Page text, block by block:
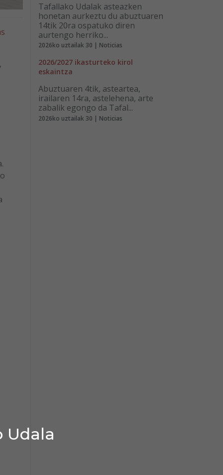
Udala
Tafallako Udalak asteazken
honetan aurkeztu du abuztuaren
14tik 20ra ospatuko diren
aurtengo herriko...
2026ko uztailak 30 | Noticias
2026/2027 ikasturteko kirol
eskaintza
Abuztuaren 4tik, asteartea,
irailaren 14ra, astelehena, arte
zabalik egongo da Tafal...
2026ko uztailak 30 | Noticias